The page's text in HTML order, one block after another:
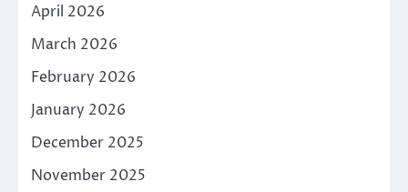
April 2026
March 2026
February 2026
January 2026
December 2025
November 2025